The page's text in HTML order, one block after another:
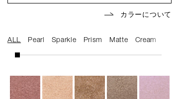
カラーについて
ALL Pearl Sparkle Prism Matte Cream